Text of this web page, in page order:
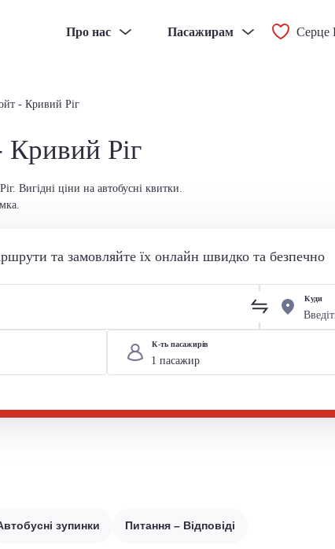
Про нас Пасажирам Серце
- Кривий Ріг
Ріг
Вигідні ціни на автобусні квитки.
та замовляйте їх онлайн швидко та безпечно
Куди
К-ть пасажирів
зупинки Питання – Відповіді